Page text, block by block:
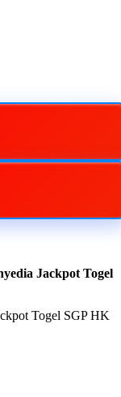
Jackpot Togel
Togel SGP HK